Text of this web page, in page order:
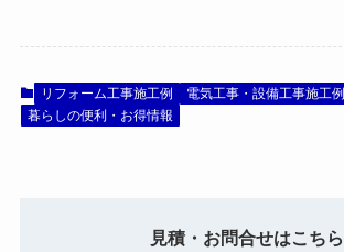
リフォーム工事施工例 電気工事・設備工事施工例
暮らしの便利・お得情報
見積・お問合せはこちら